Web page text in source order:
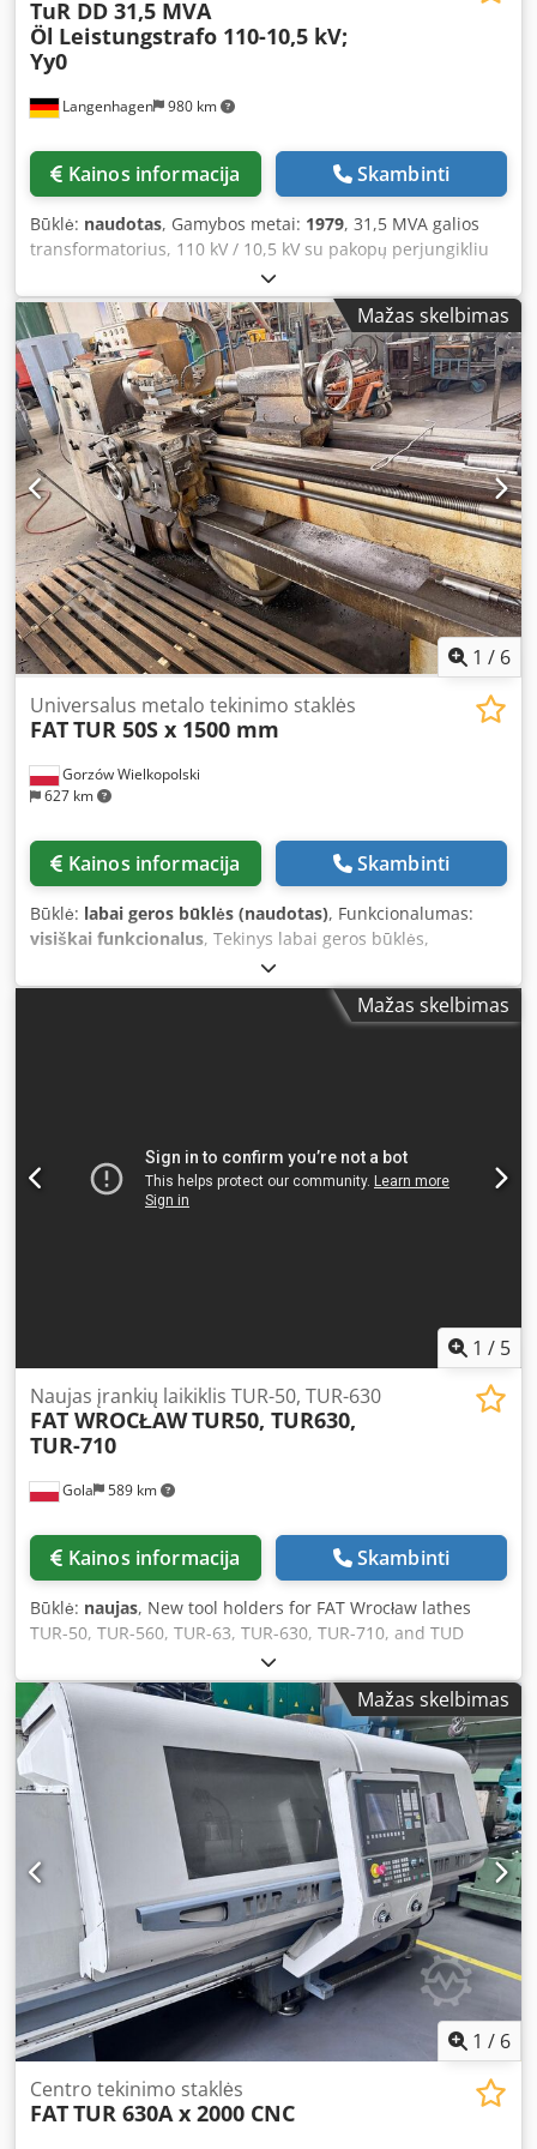
Langenhagen 980 km
TuR DD 31,5 MVA
Öl Leistungstrafo 110-10,5 kV;
Yy0
Kainos informacija Skambinti
Būklė: naudotas, Gamybos metai: 1979, 31,5 MVA galios
transformatorius, 110 kV / 10,5 kV su pakopų perjungikliu
(19 pakopų), su išsiplėtimo rezervuaru, Buchholz relė, oro
sausintuvas, jungimo grupė Yy0, yra transformatoriaus
dokumentacija. Dodpfx Aork Nrtjpbeck
Mažas skelbimas
1 / 6
Gorzów Wielkopolski
627 km
Universalus metalo tekinimo staklės
FATTUR 50S x 1500 mm
Kainos informacija Skambinti
Būklė: labai geros būklės (naudotas), Funkcionalumas:
visiškai funkcionalus, Tekinys labai geros būklės,
veikiantis, pilnai eksploatuojamas. Universalus tekinimo
staklės TUR 50S x 1500 mm – tai klasikinės staklės iš
Vroclavo mechaninių įrengimų gamyklos (FAT Wrocław)
Djdsy Su Dzopfx Apbjck Veleno pratekėjimo skersmuo: 90
mm Lovos bėgių plotis: 432 mm Pagrindinio variklio galia:
7,5 kW / 11 kW (dvivietis) Veleno greičių skaičius: 21
Mažas skelbimas
1 / 5
Gola 589 km
Naujas įrankių laikiklis TUR-50, TUR-630
FAT WROCŁAWTUR50, TUR630,
TUR-710
Kainos informacija Skambinti
Būklė: naujas, New tool holders for FAT Wrocław lathes
TUR-50, TUR-560, TUR-63, TUR-630, TUR-710, and TUD
40/50. Spare parts for tool holders as well as many other
components and electromagnetic clutches for
metalworking machines are also available for sale. Dedpfx
Aowak Dtepbeck The largest selection in Europe. We ship
our parts worldwide.
Mažas skelbimas
1 / 6
Centro tekinimo staklės
FATTUR 630A x 2000 CNC